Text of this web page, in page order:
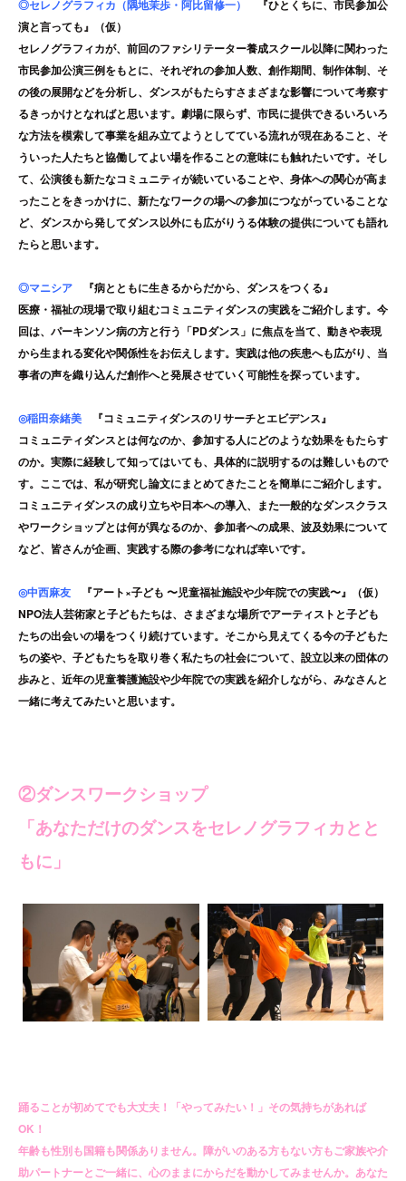
◎セレノグラフィカ（隅地茉歩・阿比留修一）
『ひとくちに、市民参加公
演と言っても』
（仮）
セレノグラフィカが、前回のファシリテーター養成スクール以降に関わった
市民参加公演三例をもとに、それぞれの参加人数、創作期間、制作体制、そ
の後の展開などを分析し、ダンスがもたらすさまざまな影響について考察す
るきっかけとなればと思います。劇場に限らず、市民に提供できるいろいろ
な方法を模索して事業を組み立てようとしてている流れが現在あること、そ
ういった人たちと協働してよい場を作ることの意味にも触れたいです。そし
て、公演後も新たなコミュニティが続いていることや、身体への関心が高ま
ったことをきっかけに、新たなワークの場への参加につながっていることな
ど、ダンスから発してダンス以外にも広がりうる体験の提供についても語れ
たらと思います。
◎マニシア
『病とともに生きるからだから、ダンスをつくる』
医療・福祉の現場で取り組むコミュニティダンスの実践をご紹介します。今
回は、パーキンソン病の方と行う「PDダンス」に焦点を当て、動きや表現
から生まれる変化や関係性をお伝えします。実践は他の疾患へも広がり、当
事者の声を織り込んだ創作へと発展させていく可能性を探っています。
◎稲田奈緒美
『コミュニティダンスのリサーチとエビデンス』
コミュニティダンスとは何なのか、参加する人にどのような効果をもたらす
のか。実際に経験して知ってはいても、具体的に説明するのは難しいもので
す。ここでは、私が研究し論文にまとめてきたことを簡単にご紹介します。
コミュニティダンスの成り立ちや日本への導入、また一般的なダンスクラス
やワークショップとは何が異なるのか、参加者への成果、波及効果について
など、皆さんが企画、実践する際の参考になれば幸いです。
◎中西麻友 『アート×子ども 〜児童福祉施設や少年院での実践〜』
（仮）
NPO法人芸術家と子どもたちは、さまざまな場所でアーティストと子ども
たちの出会いの場をつくり続けています。そこから見えてくる今の子どもた
ちの姿や、子どもたちを取り巻く私たちの社会について、設立以来の団体の
歩みと、近年の児童養護施設や少年院での実践を紹介しながら、みなさんと
一緒に考えてみたいと思います。
②ダンスワークショップ
「あなただけのダンスをセレノグラフィカとと
もに」
踊ることが初めてでも大丈夫！「やってみたい！」その気持ちがあれば
OK！
年齢も性別も国籍も関係ありません。障がいのある方もない方もご家族や介
助パートナーとご一緒に、心のままにからだを動かしてみませんか。あなた